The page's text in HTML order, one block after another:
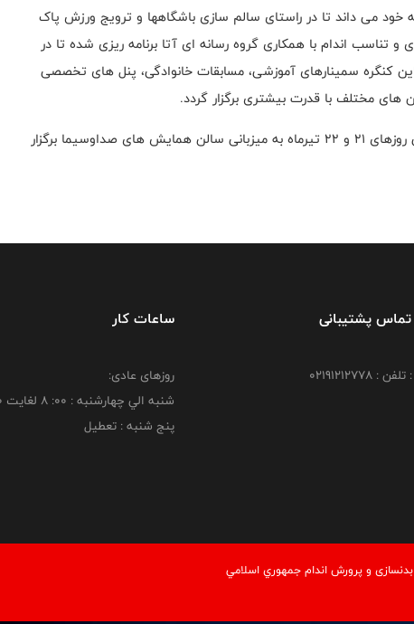
می داند تا در راستای سالم سازی باشگاهها و ترویج ورزش پاک
و تناسب اندام با همکاری گروه رسانه ای آتا برنامه ریزی شده تا در
کنگره سمینارهای آموزشی، مسابقات خانوادگی، پنل های تخصصی
های مختلف با قدرت بیشتری برگزار گردد.
گفتنی است؛ اولین کنگره بدنسازی و تناسب اندام طی روزهای 21 و 22 تیرماه به میزبانی سالن همایش های صداوسیما برگزار
تماس پشتیبانی
: 02191212778
ساعات کار
روزهای عادی:
شنبه الي چهارشنبه : 00: 8 لغايت 16:00
پنج شنبه : تعطیل
و پرورش اندام جمهوري اسلامي